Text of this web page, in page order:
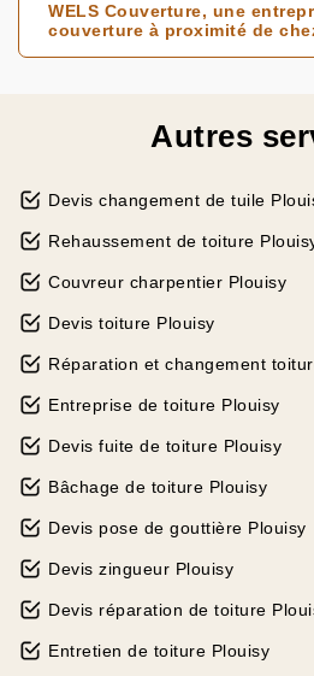
WELS Couverture, une
couverture à proximité de
Autres
Devis changement de tuile
Rehaussement de toiture
Couvreur charpentier Plouisy
Devis toiture Plouisy
Réparation et changement
Entreprise de toiture Plouisy
Devis fuite de toiture Plouisy
Bâchage de toiture Plouisy
Devis pose de gouttière Plouisy
Devis zingueur Plouisy
Devis réparation de toiture
Entretien de toiture Plouisy